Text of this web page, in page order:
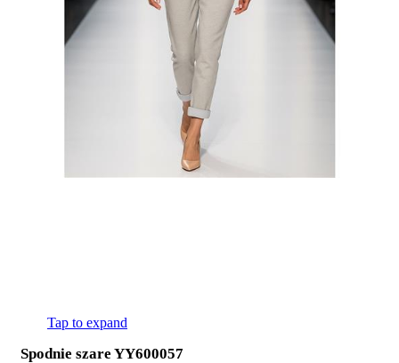
Tap to expand
Spodnie szare YY600057